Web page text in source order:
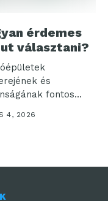
érdemes
választani?
és
fontos
a kapu. Hiszen
4, 2026